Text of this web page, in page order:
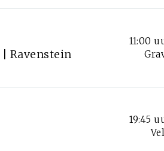
Ravenstein
11:00
19:45